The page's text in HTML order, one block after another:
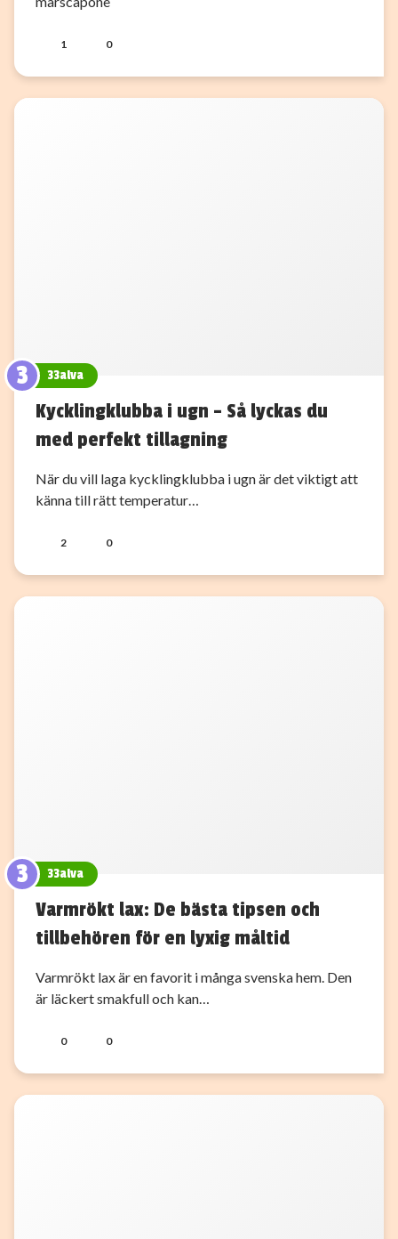
1 0
3 33alva
Kycklingklubba i ugn – Så lyckas du
med perfekt tillagning
När du vill laga kycklingklubba i ugn är det viktigt att
känna till rätt temperatur…
2 0
3 33alva
Varmrökt lax: De bästa tipsen och
tillbehören för en lyxig måltid
Varmrökt lax är en favorit i många svenska hem. Den
är läckert smakfull och kan…
0 0